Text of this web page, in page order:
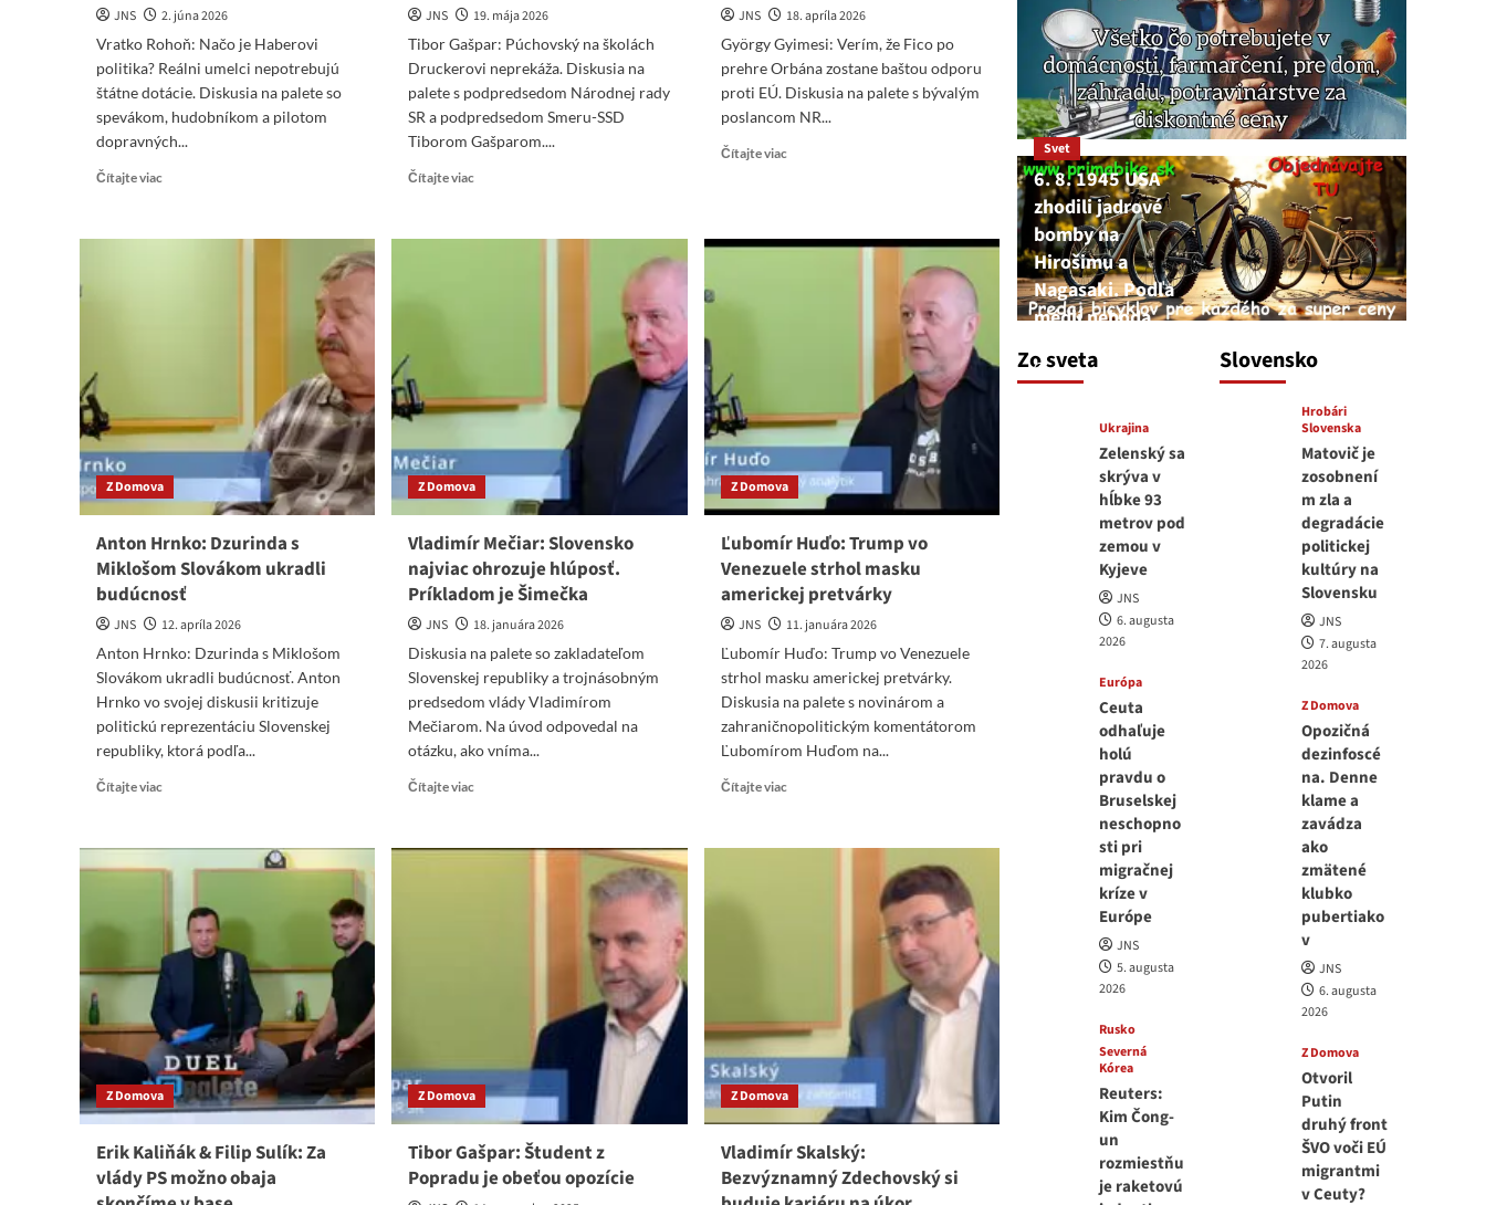
JNS
2. júna 2026
Vratko Rohoň: Načo je Haberovi
politika? Reálni umelci nepotrebujú
štátne dotácie. Diskusia na palete so
spevákom, hudobníkom a pilotom
dopravných...
Čítajte viac
Vratko
štátne
dotácie
JNS
19. mája 2026
Tibor Gašpar: Púchovský na školách
Druckerovi neprekáža. Diskusia na
palete s podpredsedom Národnej rady
SR a podpredsedom Smeru-SSD
Tiborom Gašparom....
Čítajte viac
Tibor
Video
JNS
18. apríla 2026
György Gyimesi: Verím, že Fico po
prehre Orbána zostane baštou odporu
proti EÚ. Diskusia na palete s bývalým
poslancom NR...
Čítajte viacRead
odporu
proti
Z Domova
Anton Hrnko: Dzurinda s
Miklošom Slovákom ukradli
budúcnosť
JNS
12. apríla 2026
Anton Hrnko: Dzurinda s Miklošom
Slovákom ukradli budúcnosť. Anton
Hrnko vo svojej diskusii kritizuje
politickú reprezentáciu Slovenskej
republiky, ktorá podľa...
Čítajte viac
Anton
Hrnko:
Miklošom
Slovákom
ukradli
budúcnosť
Z Domova
Vladimír Mečiar: Slovensko
najviac ohrozuje hlúposť.
Príkladom je Šimečka
JNS
18. januára 2026
Diskusia na palete so zakladateľom
Slovenskej republiky a trojnásobným
predsedom vlády Vladimírom
Mečiarom. Na úvod odpovedal na
otázku, ako vníma...
Čítajte viac
Vladimír
Z Domova
Ľubomír Huďo: Trump vo
Venezuele strhol masku
americkej pretvárky
JNS
11. januára 2026
Ľubomír Huďo: Trump vo Venezuele
strhol masku americkej pretvárky.
Diskusia na palete s novinárom a
zahraničnopolitickým komentátorom
Ľubomírom Huďom na...
Čítajte viacRead
Ľubomír
Z Domova
Erik Kaliňák & Filip Sulík: Za
vlády PS možno obaja
Z Domova
Tibor Gašpar: Študent z
Popradu je obeťou opozície
Z Domova
Vladimír Skalský:
Bezvýznamný Zdechovský si
Zo sveta
Svet
6. 8. 1945 USA
zhodili jadrové
bomby na
Hirošimu a
Nagasaki. Podľa
médií nehoda
6. augusta 2026
Ukrajina
Zelenský sa
skrýva v
hĺbke 93
metrov pod
zemou v
Kyjeve
JNS
6. augusta
2026
Európa
Ceuta
odhaľuje
holú
pravdu o
Bruselskej
neschopno
sti pri
migračnej
kríze v
Európe
JNS
5. augusta
2026
Rusko
Severná
Kórea
Reuters:
Kim Čong-
un
rozmiestňu
je raketovú
Slovensko
Hrobári
Slovenska
Matovič je
zosobnení
m zla a
degradácie
politickej
kultúry na
Slovensku
JNS
7. augusta
2026
Z Domova
Opozičná
dezinfoscé
na. Denne
klame a
zavádza
ako
zmätené
klubko
pubertiako
v
JNS
6. augusta
2026
Z Domova
Otvoril
Putin
druhý front
ŠVO voči EÚ
migrantmi
v Ceuty?